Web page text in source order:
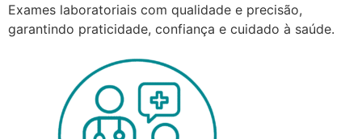
Exames laboratoriais com qualidade e precisão,
garantindo praticidade, confiança e cuidado à saúde.